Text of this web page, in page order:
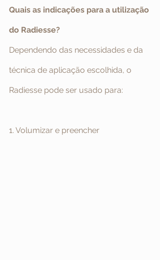
Quais as indicações para a utilização
do Radiesse?
Dependendo das necessidades e da
técnica de aplicação escolhida, o
Radiesse pode ser usado para:
1. Volumizar e preencher